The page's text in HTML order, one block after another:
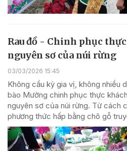
Rau đồ - Chinh phục
nguyên sơ của núi rừng
03/03/2026 15:45
Không cầu kỳ gia vị, không nhiều
bào Mường chinh phục thực
nguyên sơ của núi rừng. Từ cách
phương thức hấp bằng chõ gỗ